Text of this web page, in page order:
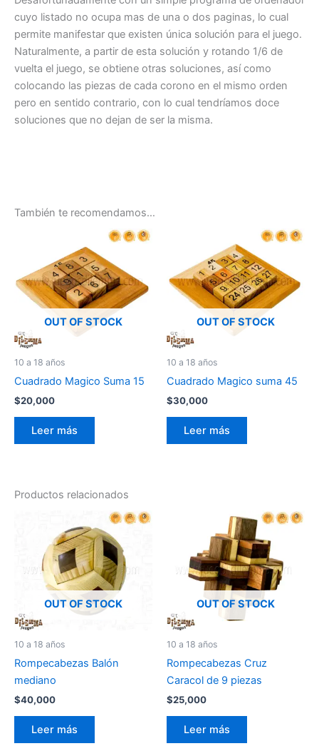
cuyo listado no ocupa mas de una o dos paginas, lo cual
permite manifestar que existen única solución para el juego.
Naturalmente, a partir de esta solución y rotando 1/6 de
vuelta el juego, se obtiene otras soluciones, así como
colocando las piezas de cada corono en el mismo orden
pero en sentido contrario, con lo cual tendríamos doce
soluciones que no dejan de ser la misma.
También te recomendamos…
OUT OF STOCK
10 a 18 años
Cuadrado Magico Suma 15
$20,000
Leer más
OUT OF STOCK
10 a 18 años
Cuadrado Magico suma 45
$30,000
Leer más
Productos relacionados
OUT OF STOCK
10 a 18 años
Rompecabezas Balón
mediano
$40,000
Leer más
OUT OF STOCK
10 a 18 años
Rompecabezas Cruz
Caracol de 9 piezas
$25,000
Leer más